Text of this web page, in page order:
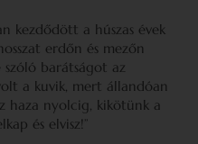
kezdődött a húszas évek
erdőn és mezőn
barátságot az
a kuvik, mert állandóan
haza nyolcig, kikötünk a
és elvisz!”